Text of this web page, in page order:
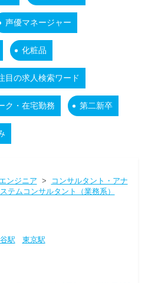
声優マネージャー
化粧品
目の求人検索ワード
ク・在宅勤務 第二新卒
ンジニア >
コンサルタント・アナ
テムコンサルタント（業務系）
駅
東京駅